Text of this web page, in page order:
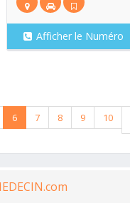
Afficher le Numéro
6 7 8 9 10